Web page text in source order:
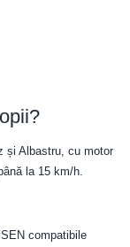
și Albastru, cu motor
la 15 km/h.
compatibile